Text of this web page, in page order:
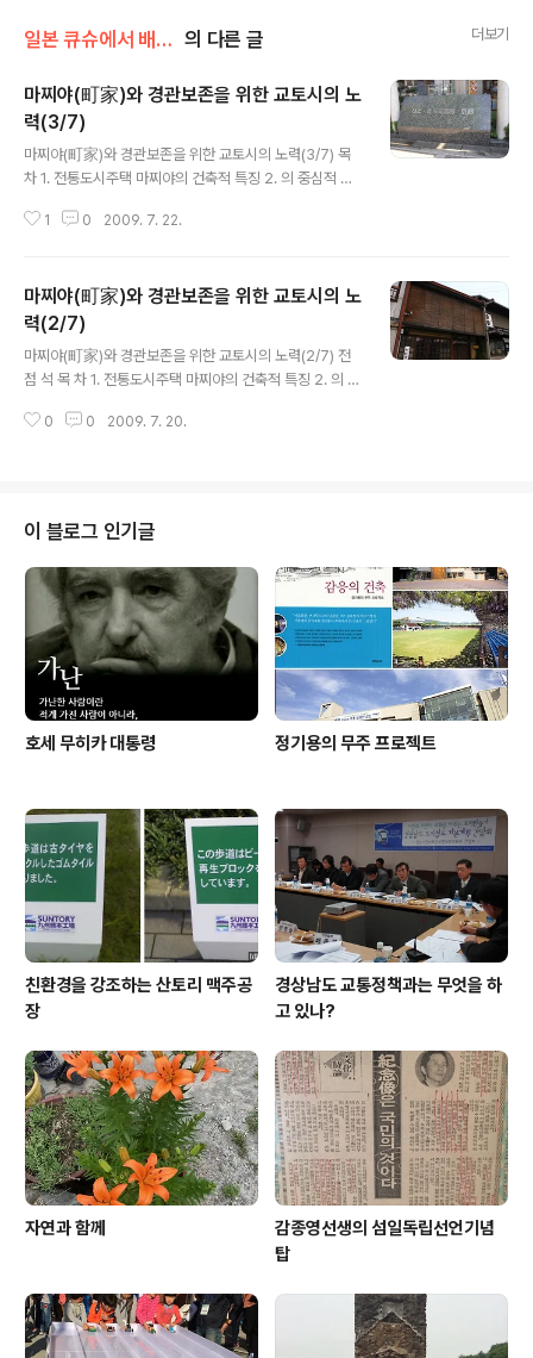
일본 큐슈에서 배운다 의 다른 글 더보기
마찌야(町家)와 경관보존을 위한 교토시의 노
력(3/7)
마찌야(町家)와 경관보존을 위한 교토시의 노력(3/7) 목
차 1. 전통도시주택 마찌야의 건축적 특징 2. 의 중심적 역
제도 4. 주민들의 자발적이며 자구적인 노력 5. 면(面)적인
서 주민들 스스로의 노력과 함께 교토시에서 설립한 의 역
할이 대단히 중요하다. 2008년 11월에 센터를 방문하였
는데 활발하게 활동하고 있었다. 1997년에 설립된 센터는
목옥정(木屋町)에 있는 지하 1층에 사무실이 있다. 재단법
인인데 일반회계사업과 특별회계사업으로 구분하여 다양
한 사업을 추진하고 있다. 일반회계사업은 자주사업, 수탁
1 0 2009. 7. 22.
마찌야(町家)와 경관보존을 위한 교토시의 노
력(2/7)
마찌야(町家)와 경관보존을 위한 교토시의 노력(2/7) 전
점 석 목 차 1. 전통도시주택 마찌야의 건축적 특징 2. 의 중
세 지정제도 4. 주민들의 자발적이며 자구적인 노력 5. 면
(書院造), 마찌야(町家), 나가야(長屋) 등이 있는데 그 중
에서도 교토의 경관에서 마찌야는 대단히 중요한 비중을
차지하고 있다. 마찌야는 건물 전면이 가로에 접하고 있으
며 대지가 세장형(細長型)으로 세분화되어 있다. 상업과
가내수공업자인 쪼닌(町人)이 거주하는 직주병존형 전통
도시주택이다. 마찌야가 조성된 것은..
0 0 2009. 7. 20.
이 블로그 인기글
호세 무히카 대통령 정기용의 무주 프로젝트
친환경을 강조하는 산토리 맥주공
장
경상남도 교통정책과는 무엇을 하
고 있나?
자연과 함께
감종영선생의 섬일독립선언기념
탑